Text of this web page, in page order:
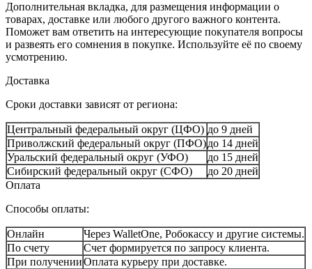
Дополнительная вкладка, для размещения информации о
товарах, доставке или любого другого важного контента.
Поможет вам ответить на интересующие покупателя вопросы
и развеять его сомнения в покупке. Используйте её по своему
усмотрению.
Доставка
Сроки доставки зависят от региона:
Центральный федеральный округ (ЦФО) до 9 дней
Приволжский федеральный округ (ПФО)до 14 дней
Уральский федеральный округ (УФО)
до 15 дней
Сибирский федеральный округ (СФО)
до 20 дней
Оплата
Способы оплаты:
Онлайн
Через WalletOne, Робокассу и другие системы.
По счету
Счет формируется по запросу клиента.
При полученииОплата курьеру при доставке.